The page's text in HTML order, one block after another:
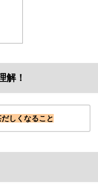
解！
しくなること